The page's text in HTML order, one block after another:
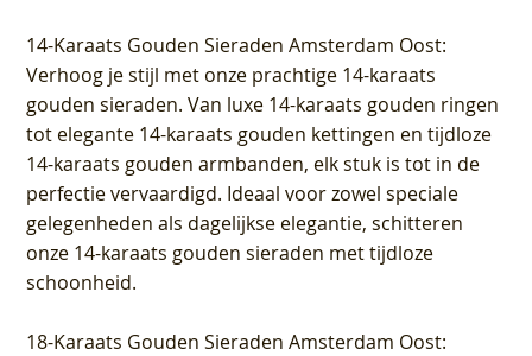
14-Karaats Gouden Sieraden Amsterdam Oost:
Verhoog je stijl met onze prachtige 14-karaats
gouden sieraden. Van luxe 14-karaats gouden ringen
tot elegante 14-karaats gouden kettingen en tijdloze
14-karaats gouden armbanden, elk stuk is tot in de
perfectie vervaardigd. Ideaal voor zowel speciale
gelegenheden als dagelijkse elegantie, schitteren
onze 14-karaats gouden sieraden met tijdloze
schoonheid.
18-Karaats Gouden Sieraden Amsterdam Oost: